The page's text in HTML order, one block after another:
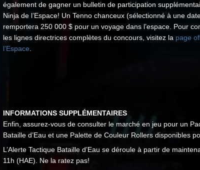
également de gagner un bulletin de participation
Ninja de l’Espace! Un Tenno chanceux (sélectionné à une
remportera 250 000 $ pour un voyage dans l’espace. Pour
les lignes directrices complètes du concours, visitez la page
l’Espace
INFORMATIONS SUPPLÉMENTAIRES
Enfin, assurez-vous de consulter le marché en jeu pour un
Bataille d’Eau et une Palette de Couleur Rollers disponibles
L’Alerte Tactique Bataille d’Eau se déroule à partir de
11h (HAE). Ne la ratez pas!